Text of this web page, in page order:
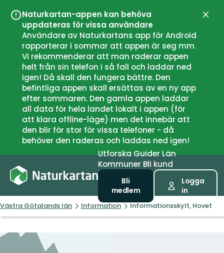
Naturkartan-appen kan behöva
uppdateras för vissa användare
Användare av Naturkartans app för Android
rapporterar i sommar att appen är seg mm.
Vi rekommenderar att man raderar appen
helt från sin telefon i så fall och laddar ned
igen! Då skall den fungera bättre. Den
befintliga appen skall ersättas av en ny app
efter sommaren. Den gamla appen laddar
all data för hela landet lokalt i appen (för
att klara offline-läge) men det innebär att
den blir för stor för vissa telefoner - då
behöver den raderas och laddas ned igen!
UtforskaGuiderLän
Kommuner Bli kund
Bli
medlem
Logga
in
Västra Götalands län Information Informationsskylt, Hovet